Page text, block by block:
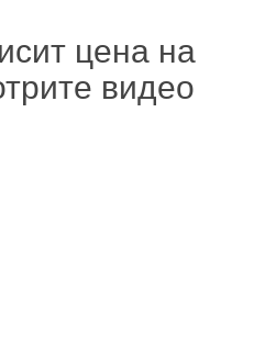
цена на
видео